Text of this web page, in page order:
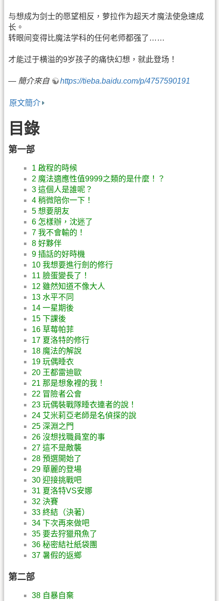
与想成为剑士的愿望相反，萝拉作为超天才魔法使急速成
长。
转眼间变得比魔法学科的任何老师都强了……
才能过于横溢的9岁孩子的痛快幻想，就此登场！
— 簡介來自 https://tieba.baidu.com/p/4757590191
原文簡介
目錄
第一部
1 啟程的時候
2 魔法適應性值9999之類的是什麼！？
3 這個人是誰呢？
4 稍微陪你一下！
5 想要朋友
6 怎樣辦，沈迷了
7 我不會輸的！
8 好夥伴
9 插話的好時機
10 我想要進行劍的修行
11 臉蛋變長了！
12 雖然知道不像大人
13 水平不同
14 一星期後
15 下課後
16 草莓帕菲
17 夏洛特的修行
18 魔法的解說
19 玩偶睡衣
20 王都雷迪歐
21 那是想象裡的我！
22 冒險者公會
23 玩偶裝戰隊睡衣連者的說！
24 艾米莉亞老師是名偵探的說
25 深淵之門
26 沒想找職員室的事
27 這不是敵襲
28 預選開始了
29 華麗的登場
30 迎接挑戰吧
31 夏洛特VS安娜
32 決賽
33 終結（決著）
34 下次再來做吧
35 要去狩獵飛魚了
36 秘密結社紙袋團
37 暑假的返鄉
第二部
38 自暴自棄